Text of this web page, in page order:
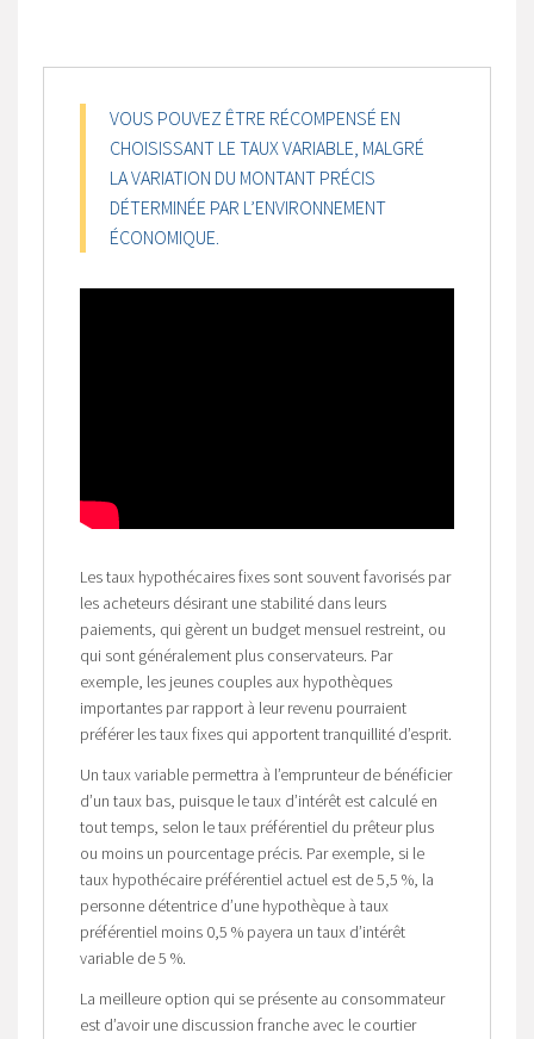
VOUS POUVEZ ÊTRE RÉCOMPENSÉ EN
CHOISISSANT LE TAUX VARIABLE, MALGRÉ
LA VARIATION DU MONTANT PRÉCIS
DÉTERMINÉE PAR L’ENVIRONNEMENT
ÉCONOMIQUE.
Les taux hypothécaires fixes sont souvent favorisés par
les acheteurs désirant une stabilité dans leurs
paiements, qui gèrent un budget mensuel restreint, ou
qui sont généralement plus conservateurs. Par
exemple, les jeunes couples aux hypothèques
importantes par rapport à leur revenu pourraient
préférer les taux fixes qui apportent tranquillité d’esprit.
Un taux variable permettra à l’emprunteur de bénéficier
d’un taux bas, puisque le taux d’intérêt est calculé en
tout temps, selon le taux préférentiel du prêteur plus
ou moins un pourcentage précis. Par exemple, si le
taux hypothécaire préférentiel actuel est de 5,5 %, la
personne détentrice d’une hypothèque à taux
préférentiel moins 0,5 % payera un taux d’intérêt
variable de 5 %.
La meilleure option qui se présente au consommateur
est d’avoir une discussion franche avec le courtier